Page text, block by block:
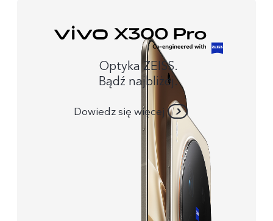
Optyka ZEISS.
Bądź najbliżej.
Dowiedz się więcej